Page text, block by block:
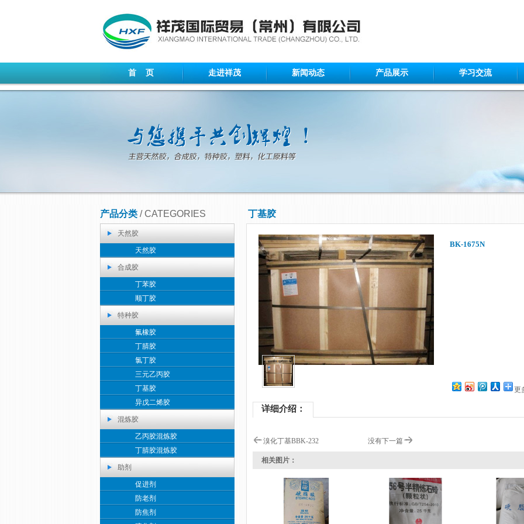
首 页 走进祥茂 新闻动态 产品展示 学习交流
产品分类 / CATEGORIES
天然胶
天然胶
合成胶
丁苯胶
顺丁胶
特种胶
氟橡胶
丁腈胶
氯丁胶
三元乙丙胶
丁基胶
异戊二烯胶
混炼胶
乙丙胶混炼胶
丁腈胶混炼胶
助剂
促进剂
防老剂
防焦剂
丁基胶
BK-1675N
更
详细介绍：
溴化丁基BBK-232 没有下一篇
相关图片：